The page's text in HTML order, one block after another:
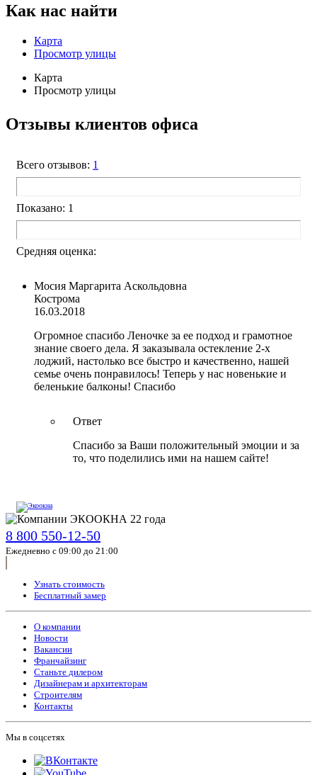
Как нас найти
Карта
Просмотр улицы
Карта
Просмотр улицы
Отзывы клиентов офиса
Всего отзывов: 1
Показано: 1
Средняя оценка:
Мосия Маргарита Аскольдовна
Кострома
16.03.2018
Огромное спасибо Леночке за ее подход и грамотное
знание своего дела. Я заказывала остекление 2-х
лоджий, настолько все быстро и качественно, нашей
семье очень понравилось! Теперь у нас новенькие и
беленькие балконы! Спасибо
Ответ
Спасибо за Ваши положительный эмоции и за
то, что поделились ими на нашем сайте!
8 800 550-12-50
Ежедневно с 09:00 до 21:00
Узнать стоимость
Бесплатный замер
О компании
Новости
Вакансии
Франчайзинг
Станьте дилером
Дизайнерам и архитекторам
Строителям
Контакты
Мы в соцсетях